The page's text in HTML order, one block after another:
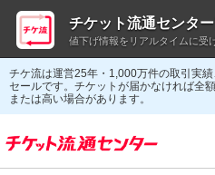
チケ流は運営25年・1,000万件の取引実
セールです。チケットが届かなければ全
または高い場合があります。
チケット流通センタ
値下げ情報をリアルタイムに受